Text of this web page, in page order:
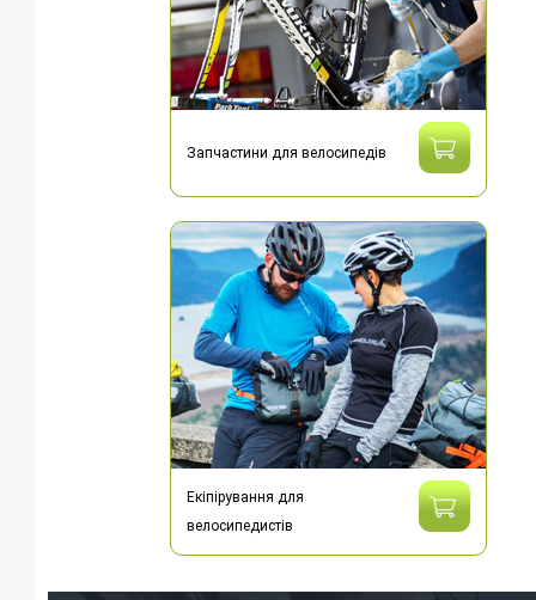
Запчастини для велосипедів
Екіпірування для
велосипедистів